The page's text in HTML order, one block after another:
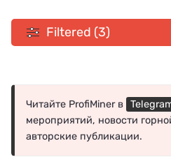
Filtered (3)
Читайте ProfiMiner в
мероприятий, новости
авторские публикации.